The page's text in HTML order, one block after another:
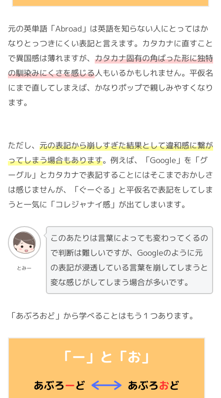
元の英単語「Abroad」は英語を知らない人にとってはか
なりとっつきにくい表記と言えます。カタカナに直すこと
で異国感は薄れますが、 カタカナ固有の角ばった形に独特
の馴染みにくさを感じる人もいるかもしれません。平仮名
にまで直してしまえば、かなりポップで親しみやすくなり
ます。
ただし、 元の表記から崩しすぎた結果として違和感に繋が
ってしまう場合もあります。例えば、「Google」を「グ
ーグル」とカタカナで表記することにはそこまでおかしさ
は感じませんが、「ぐーぐる」と平仮名で表記をしてしま
うと一気に「コレジャナイ感」が出てしまいます。
とみー
このあたりは言葉によっても変わってくるの
で判断は難しいですが、Googleのように元
の表記が浸透している言葉を崩してしまうと
変な感じがしてしまう場合が多いです。
「あぶろおど」から学べることはもう１つあります。